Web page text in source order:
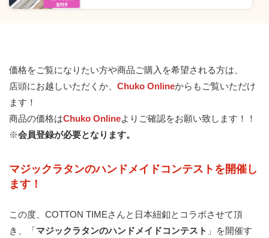
価格をご覧になりたい方や商品ご購入を希望される方は、
店頭にお越しいただくか、 Chuko Onlineからもご覧いただけ
ます！
商品の価格はChuko Onlineよりご確認をお願い致します！！
※会員登録が必要となります。
マジックラタンのハンドメイドコンテストを開催し
ます！
この度、COTTON TIMEさんと日本紐釦とコラボさせて頂
き、「マジックラタンのハンドメイドコンテスト 」を開催す